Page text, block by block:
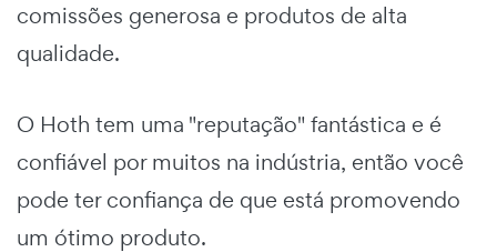
comissões generosa e produtos de alta
qualidade.
O Hoth tem uma "reputação" fantástica e é
confiável por muitos na indústria, então você
pode ter confiança de que está promovendo
um ótimo produto.